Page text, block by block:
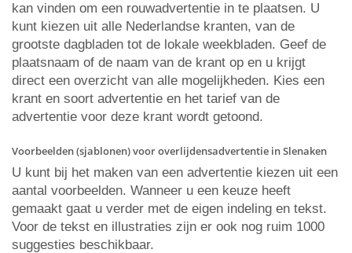
kan vinden om een rouwadvertentie in te plaatsen. U
kunt kiezen uit alle Nederlandse kranten, van de
grootste dagbladen tot de lokale weekbladen. Geef de
plaatsnaam of de naam van de krant op en u krijgt
direct een overzicht van alle mogelijkheden. Kies een
krant en soort advertentie en het tarief van de
advertentie voor deze krant wordt getoond.
Voorbeelden (sjablonen) voor overlijdensadvertentie in Slenaken
U kunt bij het maken van een advertentie kiezen uit een
aantal voorbeelden. Wanneer u een keuze heeft
gemaakt gaat u verder met de eigen indeling en tekst.
Voor de tekst en illustraties zijn er ook nog ruim 1000
suggesties beschikbaar.